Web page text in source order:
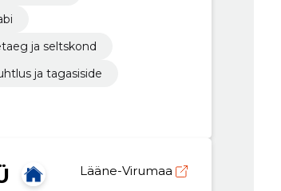
ja seltskond
ja tagasiside
Lääne-Virumaa